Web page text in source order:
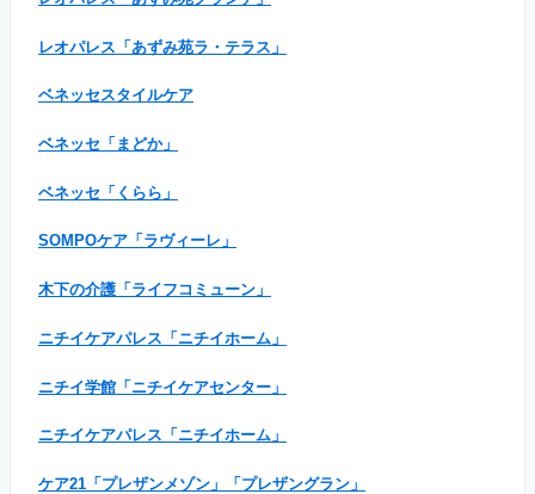
レオパレス「あずみ苑ラ・テラス」
ベネッセスタイルケア
ベネッセ「まどか」
ベネッセ「くらら」
SOMPOケア「ラヴィーレ」
木下の介護「ライフコミューン」
ニチイケアパレス「ニチイホーム」
ニチイ学館「ニチイケアセンター」
ニチイケアパレス「ニチイホーム」
ケア21「プレザンメゾン」「プレザングラン」